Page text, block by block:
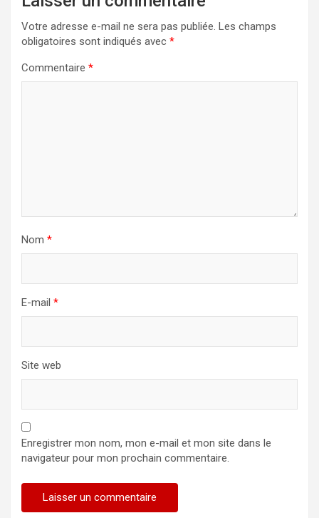
Votre adresse e-mail ne sera pas publiée. Les champs
obligatoires sont indiqués avec *
Commentaire *
Nom *
E-mail *
Site web
Enregistrer mon nom, mon e-mail et mon site dans le
navigateur pour mon prochain commentaire.